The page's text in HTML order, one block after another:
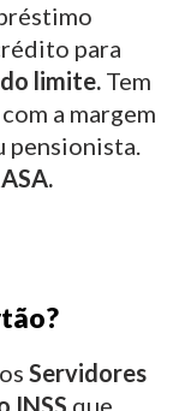
para
limite. Tem
a margem
pensionista.
Servidores
INSS que